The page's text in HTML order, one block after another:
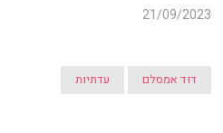
21/09/2023
דוד אמסלם עדתיות